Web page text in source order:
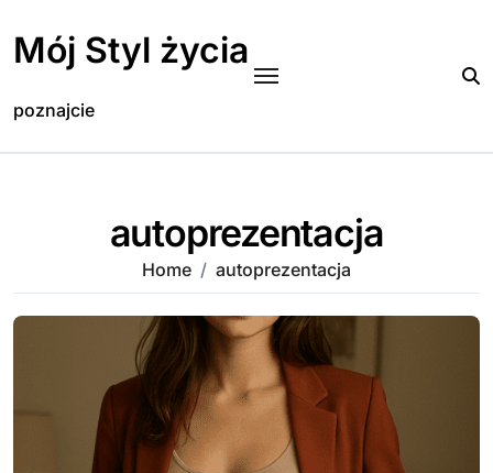
content
Mój Styl życia
poznajcie
autoprezentacja
Home autoprezentacja